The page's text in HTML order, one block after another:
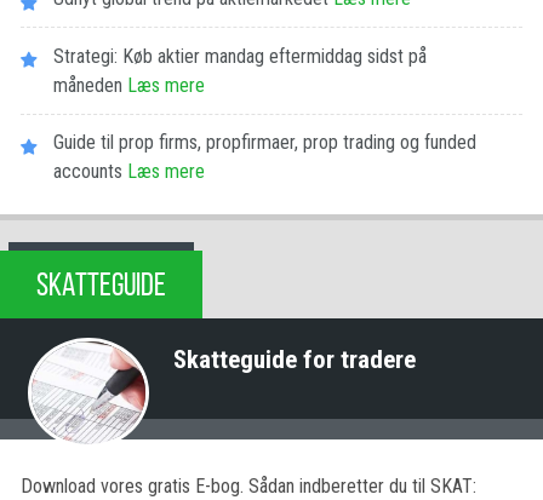
Strategi: Køb aktier mandag eftermiddag sidst på
måneden Læs mere
Guide til prop firms, propfirmaer, prop trading og funded
accounts Læs mere
SKATTEGUIDE
Skatteguide for tradere
Download vores gratis E-bog. Sådan indberetter du til SKAT: